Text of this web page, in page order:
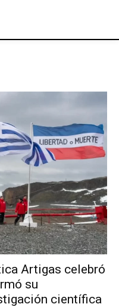
Artigas celebró
su
científica